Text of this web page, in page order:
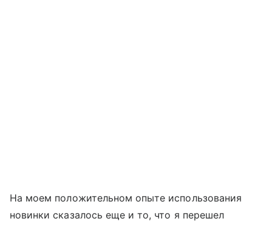
На моем положительном опыте использования
новинки сказалось еще и то, что я перешел